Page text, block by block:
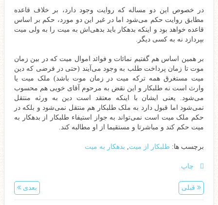
در خصوص این دو مساله که روایت وجود دارد، بر خلاف قاعده
مطابق روایت حکم می‌شود اما در غیر این دو مورد، حکم بر اساس
قاعده خواهد بود و اینکه بدهکار باید بدهی‌اش به میت را به ولی میت
بپردازد نه به کسی دیگر.
بر همین اساس هم گفتیم نمائات و فوائد اموال میت که در بین زمان
موت تا زمان پرداخت طلب به وجود می‌آیند (حتی در فرضی که دین
میت مستغرق همه ترکه میت در زمان موت باشد) ملک میت یا
وارث است نه طلبکار و این نقض به مرحوم آقای خویی هم محسوب
می‌شود. یعنی ایشان با اینکه معتقد است دین به ورثه منتقل
نمی‌شود اما قبول دارد به ملک طلبکار هم منتقل نمی‌شود و بلکه در
حکم ملک میت است نمی‌تواند به جواز استیفاء طلبکار از بدهکار به
میت حکم کند و مباشرتا و مستقیما از او مطالبه کند.
برچسب ها: طلبکار از میت, بدهکار به میت
چاپ
قبلی بعدی